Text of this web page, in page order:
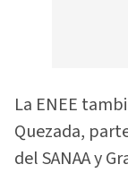
La ENEE
Quezada,
del SANAA y